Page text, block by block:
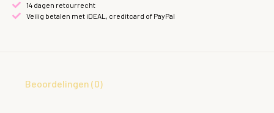
14 dagen retourrecht
Veilig betalen met iDEAL, creditcard of PayPal
Beoordelingen (0)